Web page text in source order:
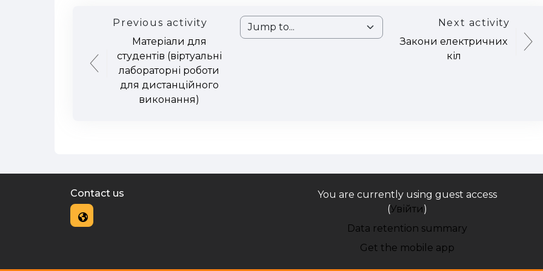
Previous activity
Матеріали для
студентів (віртуальні
лабораторні роботи
для дистанційного
виконання)
Jump to...
Next activity
Закони електричних
кіл
Contact us
You are currently using guest access
(Увійти)
Data retention summary
Get the mobile app